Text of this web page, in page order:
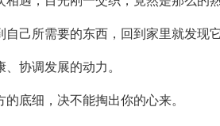
自己所需要的东西，回到家里就发现
协调发展的动力。
底细，决不能掏出你的心来。